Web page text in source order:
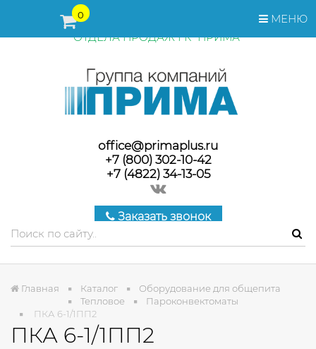
МЕНЮ
0
ПЕРЕД ОФОРМЛЕНИЕМ ЗАКАЗА, СТОИМОСТЬ И СРОКИ
ПОСТАВКИ ТОВАРА УТОЧНЯЙТЕ У МЕНЕДЖЕРОВ
ОТДЕЛА ПРОДАЖ ГК "ПРИМА"
office@primaplus.ru
+7 (800) 302-10-42
+7 (4822) 34-13-05
Заказать звонок
Главная Каталог
Оборудование для общепита
Тепловое
Пароконвектоматы
ПКА 6-1/1ПП2
ПКА 6-1/1ПП2